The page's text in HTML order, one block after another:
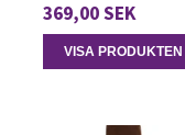
369,00 SEK
VISA PRODUKTEN